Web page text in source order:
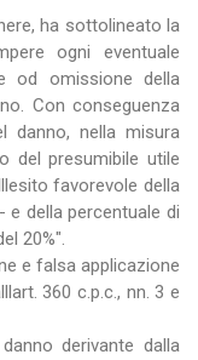
ha sottolineato la
ogni eventuale
od omissione della
Con conseguenza
danno, nella misura
del presumibile utile
favorevole della
e della percentuale di
20%".
e falsa applicazione
360 c.p.c., nn. 3 e
derivante dalla